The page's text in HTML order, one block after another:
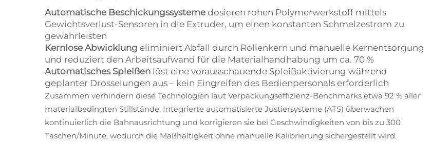
Automatische Beschickungssysteme dosieren rohen Polymerwerkstoff mittels
Gewichtsverlust-Sensoren in die Extruder, um einen konstanten Schmelzestrom zu
gewährleisten
Kernlose Abwicklung eliminiert Abfall durch Rollenkern und manuelle Kernentsorgung
und reduziert den Arbeitsaufwand für die Materialhandhabung um ca. 70 %
Automatisches Spleißen löst eine vorausschauende Spleißaktivierung während
geplanter Drosselungen aus – kein Eingreifen des Bedienpersonals erforderlich
Zusammen verhindern diese Technologien laut Verpackungseffizienz-Benchmarks etwa 92 % aller
materialbedingten Stillstände. Integrierte automatisierte Justiersysteme (ATS) überwachen
kontinuierlich die Bahnausrichtung und korrigieren sie bei Geschwindigkeiten von bis zu 300
Taschen/Minute, wodurch die Maßhaltigkeit ohne manuelle Kalibrierung sichergestellt wird.